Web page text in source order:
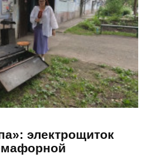
электрощиток